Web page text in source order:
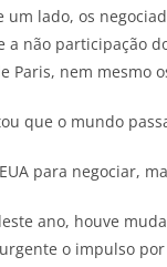
um lado, os
a não participação
Paris, nem mesmo
que o mundo
para negociar,
ano, houve
o impulso